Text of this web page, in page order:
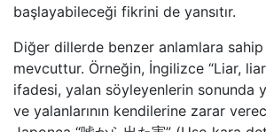
başlayabileceği fikrini de yansıtır.
Diğer dillerde benzer anlamlara
mevcuttur. Örneğin, İngilizce “Liar,
ifadesi, yalan söyleyenlerin sonunda
ve yalanlarının kendilerine zarar